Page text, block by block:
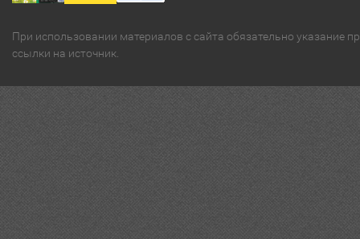
При использовании материалов с сайта обязательно указание
ссылки на источник.